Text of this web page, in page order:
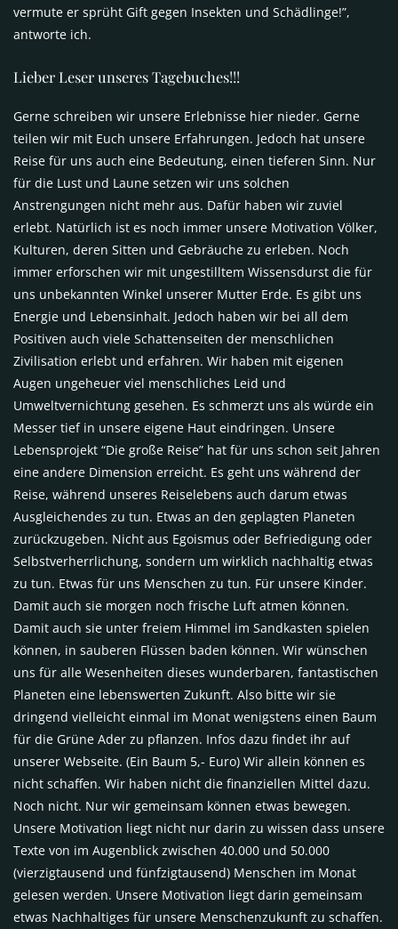
vermute er sprüht Gift gegen Insekten und Schädlinge!”,
antworte ich.
Lieber Leser unseres Tagebuches!!!
Gerne schreiben wir unsere Erlebnisse hier nieder. Gerne
teilen wir mit Euch unsere Erfahrungen. Jedoch hat unsere
Reise für uns auch eine Bedeutung, einen tieferen Sinn. Nur
für die Lust und Laune setzen wir uns solchen
Anstrengungen nicht mehr aus. Dafür haben wir zuviel
erlebt. Natürlich ist es noch immer unsere Motivation Völker,
Kulturen, deren Sitten und Gebräuche zu erleben. Noch
immer erforschen wir mit ungestilltem Wissensdurst die für
uns unbekannten Winkel unserer Mutter Erde. Es gibt uns
Energie und Lebensinhalt. Jedoch haben wir bei all dem
Positiven auch viele Schattenseiten der menschlichen
Zivilisation erlebt und erfahren. Wir haben mit eigenen
Augen ungeheuer viel menschliches Leid und
Umweltvernichtung gesehen. Es schmerzt uns als würde ein
Messer tief in unsere eigene Haut eindringen. Unsere
Lebensprojekt “Die große Reise” hat für uns schon seit Jahren
eine andere Dimension erreicht. Es geht uns während der
Reise, während unseres Reiselebens auch darum etwas
Ausgleichendes zu tun. Etwas an den geplagten Planeten
zurückzugeben. Nicht aus Egoismus oder Befriedigung oder
Selbstverherrlichung, sondern um wirklich nachhaltig etwas
zu tun. Etwas für uns Menschen zu tun. Für unsere Kinder.
Damit auch sie morgen noch frische Luft atmen können.
Damit auch sie unter freiem Himmel im Sandkasten spielen
können, in sauberen Flüssen baden können. Wir wünschen
uns für alle Wesenheiten dieses wunderbaren, fantastischen
Planeten eine lebenswerten Zukunft. Also bitte wir sie
dringend vielleicht einmal im Monat wenigstens einen Baum
für die Grüne Ader zu pflanzen. Infos dazu findet ihr auf
unserer Webseite. (Ein Baum 5,- Euro) Wir allein können es
nicht schaffen. Wir haben nicht die finanziellen Mittel dazu.
Noch nicht. Nur wir gemeinsam können etwas bewegen.
Unsere Motivation liegt nicht nur darin zu wissen dass unsere
Texte von im Augenblick zwischen 40.000 und 50.000
(vierzigtausend und fünfzigtausend) Menschen im Monat
gelesen werden. Unsere Motivation liegt darin gemeinsam
etwas Nachhaltiges für unsere Menschenzukunft zu schaffen.